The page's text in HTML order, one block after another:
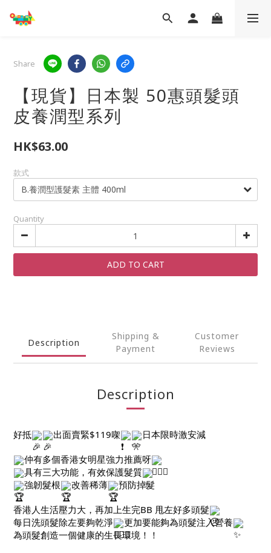
Share
【現貨】日本製 50惠頭髮頭
皮養潤型系列
HK$63.00
款式
Quantity
ADD TO CART
Description
Shipping &
Payment
Customer
Reviews
Description
好抵 出面賣緊$119㗎 日本限時激安減
仲有多個香港女明星強力推薦呀
具有三大功能，有效保護髮質
強韌髮根
改善稀薄 預防掉髮
香港人生活壓力大，再加上生完BB 甩左好多頭髮
每日洗頭髮除左要夠乾淨
更加要能夠為頭髮注入營養
為頭髮創造一個健康的生長環境！！